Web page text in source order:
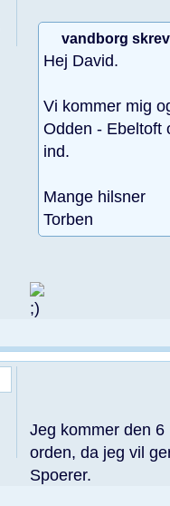
vandborg
Hej David.
Vi kommer mig
Odden - Ebeltoft
ind.
Mange hilsner
Torben
Jeg kommer den
orden, da jeg vil
Spoerer.